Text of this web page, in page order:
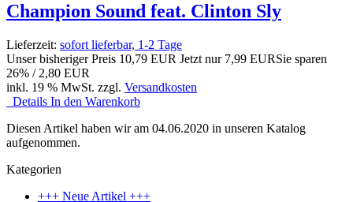
Champion Sound feat. Clinton Sly
Lieferzeit: sofort lieferbar, 1-2 Tage
Unser bisheriger Preis 10,79 EUR Jetzt nur 7,99 EURSie sparen
26% / 2,80 EUR
inkl. 19 % MwSt. zzgl. Versandkosten
Details In den Warenkorb
Diesen Artikel haben wir am 04.06.2020 in unseren Katalog
aufgenommen.
Kategorien
+++ Neue Artikel +++